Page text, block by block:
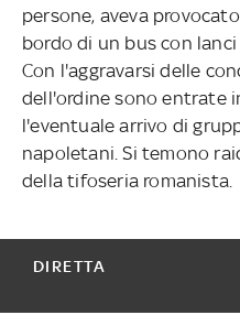
persone, aveva
bordo di un bus con
Con l'aggravarsi delle
dell'ordine sono entrate
l'eventuale arrivo di
napoletani. Si temono
della tifoseria romanista.
DIRETTA